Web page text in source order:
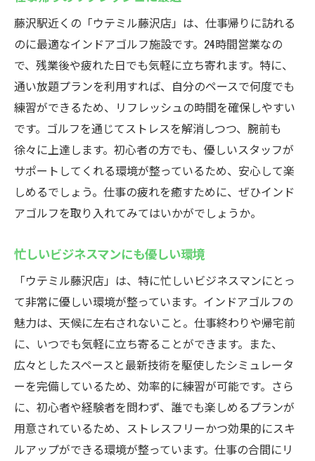
藤沢駅近くの「ウテミル藤沢店」は、仕事帰りに訪れる
のに最適なインドアゴルフ施設です。24時間営業なの
で、残業後や疲れた日でも気軽に立ち寄れます。特に、
通い放題プランを利用すれば、自分のペースで何度でも
練習ができるため、リフレッシュの時間を確保しやすい
です。ゴルフを通じてストレスを解消しつつ、腕前も
徐々に上達します。初心者の方でも、優しいスタッフが
サポートしてくれる環境が整っているため、安心して楽
しめるでしょう。仕事の疲れを癒すために、ぜひインド
アゴルフを取り入れてみてはいかがでしょうか。
忙しいビジネスマンにも優しい環境
「ウテミル藤沢店」は、特に忙しいビジネスマンにとっ
て非常に優しい環境が整っています。インドアゴルフの
魅力は、天候に左右されないこと。仕事終わりや帰宅前
に、いつでも気軽に立ち寄ることができます。また、
広々としたスペースと最新技術を駆使したシミュレータ
ーを完備しているため、効率的に練習が可能です。さら
に、初心者や経験者を問わず、誰でも楽しめるプランが
用意されているため、ストレスフリーかつ効果的にスキ
ルアップができる環境が整っています。仕事の合間にリ